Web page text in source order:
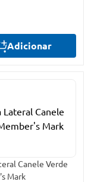
Adicionar
Canele Verde
Mark